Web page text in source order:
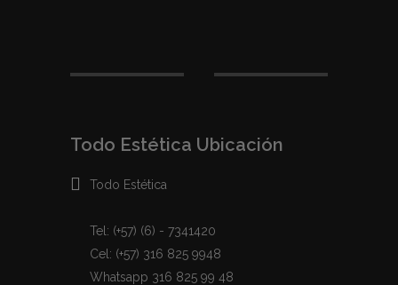
Todo Estética Ubicación
Todo Estética
Tel: (+57) (6) - 7341420
Cel: (+57) 316 825 9948
Whatsapp 316 825 99 48